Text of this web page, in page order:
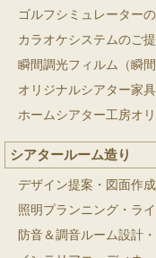
ゴルフシミュレーター
カラオケシステムのご
瞬間調光フィルム（瞬間
オリジナルシアター家
ホームシアター工房オ
シアタールーム造り
デザイン提案・図面作成
照明プランニング・ラ
防音＆調音ルーム設計